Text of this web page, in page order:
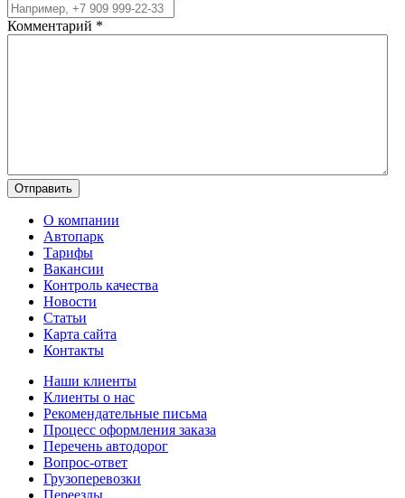
Комментарий *
О компании
Автопарк
Тарифы
Вакансии
Контроль качества
Новости
Статьи
Карта сайта
Контакты
Наши клиенты
Клиенты о нас
Рекомендательные письма
Процесс оформления заказа
Перечень автодорог
Вопрос-ответ
Грузоперевозки